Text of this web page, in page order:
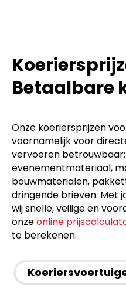
Betaalbare
Onze koeriersprijzen
voornamelijk voor
vervoeren
evenementmateriaal,
bouwmaterialen,
dringende brieven. Met
wij snelle, veilige en
onzeonline
te berekenen.